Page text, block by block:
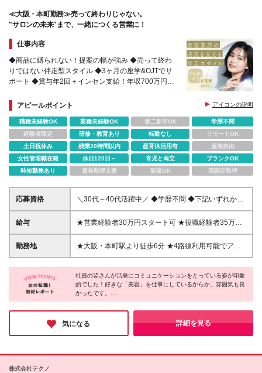
≪大阪・本町勤務≫売って終わりじゃない。
"サロンの未来"まで、一緒につくる営業に！
仕事内容
◆商品に縛られない！提案の幅が強み ◆売って終わ
りではない伴走型スタイル ◆3ヶ月の座学&OJTでサ
ポート ◆賞与年2回＋インセン支給！年収700万円の
ゼント制度有
アピールポイント アイコンの説明
職種未経験OK 業種未経験OK 第二新卒OK
学歴不問
経験者限定
研修・教育あり 転勤なし
リモートOK
土日祝休み
残業20時間以内 産育休活用有
服装自由
女性管理職在籍
休日120日～ 育児と両立
ブランクOK
時短勤務あり
資格取得支援 副業OK 国認定取得
応募資格
＼30代～40代活躍中／ ◆学歴不問 ◆下記いずれかの
経験をお持ちの方 ・営業職の実務経験（業界・年数
不問） ・販売サービス職の実務経験（業界・年数不
ーカー／卸など、業種・職種は不問です！ 当社でや
ってみたいこと、叶えたいことなど意欲を重視した採
た方も、まずはご応募ください◎ ＊…こんな方にピ
ッタリ！…＊ ・化粧品やコスメが好き ・お客様と長
く関係を築きたい ・商品に縛られず、お客様の課題
給与
★営業経験者30万円スタート可 ★役職経験者35万円
スタート可 月給27万円～70万円＋賞与年2回＋インセ
ンティブ＋各種手当 ※経験に応じて、給与額を決定し
途支給 ※試用期間3ヶ月（その間の給与・待遇に差異
はありません） ＊…頑張りをしっかり評価します…
＊ ◎全社目標達成時には、賞与にプラスして特別手
センティブを支給！※未達でも、ペナルティはありま
せん ◎昇給には、数字だけでなく日々の頑張りなど
「定性面」も反映！
勤務地
★大阪・本町駅より徒歩6分 ★4路線利用可能でアク
セス抜群！ ★転勤はありません◎ 【大阪メインオフ
ィス】 大阪府大阪市西区靱本町1丁目20-13 なにわ筋
ビル2F └大阪駅まで電車で約10分 ※関西限定求人※
本町・心斎橋エリア ※(変更の範囲)上記を除く当社関
連勤務地
社員の皆さんが活発にコミュニケーションをとっている姿が印象
的でした！好きな「美容」を仕事にしているからか、雰囲気も良
かったです。
また、ただ売るだけではなく、頼られる存在になろうとする姿勢
が、楽しく仕事に取り組めている大きな要因になっているとのこ
と。お客様＝美容サロンのオーナーの方と共に、どうしたらサロ
ンがもっと成長するのかを考える。そして世の女性の美に向き合
う。美容好きにはたまらない環境です！
気になる 詳細を見る
株式会社テクノ